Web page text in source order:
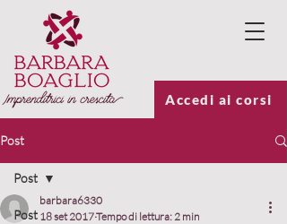
Accedi ai corsi
Post
Post
Post
barbara6330
18 set 2017Tempo di lettura: 2 min